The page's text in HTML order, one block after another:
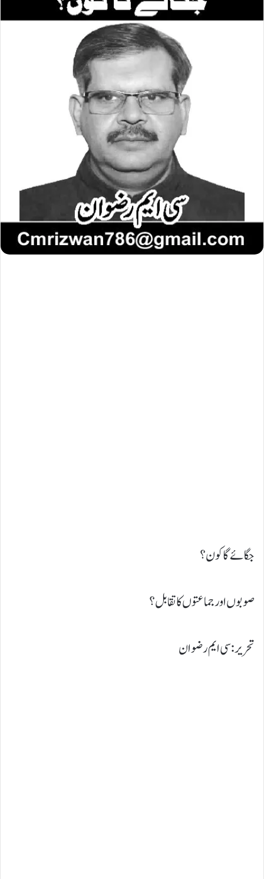
جگائے گا کون؟
صوبوں اور جماعتوں کا تقابل؟
تحریر : سی ایم رضوان